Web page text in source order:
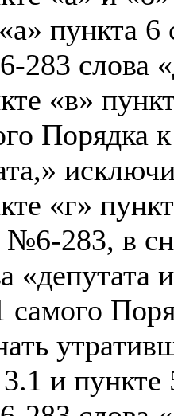
пункта
283 слова
«в»
«г»
№6-283, в
«депутата
самого
и